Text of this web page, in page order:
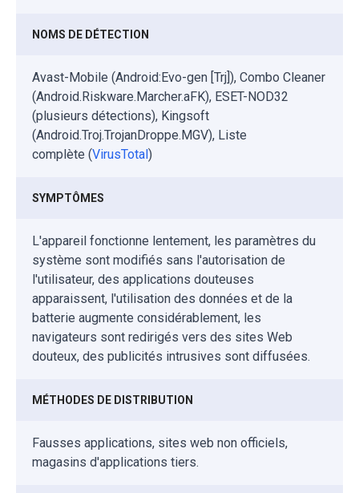
NOMS DE DÉTECTION
Avast-Mobile (Android:Evo-gen [Trj]), Combo Cleaner
(Android.Riskware.Marcher.aFK), ESET-NOD32
(plusieurs détections), Kingsoft
(Android.Troj.TrojanDroppe.MGV), Liste
complète (VirusTotal)
SYMPTÔMES
L'appareil fonctionne lentement, les paramètres du
système sont modifiés sans l'autorisation de
l'utilisateur, des applications douteuses
apparaissent, l'utilisation des données et de la
batterie augmente considérablement, les
navigateurs sont redirigés vers des sites Web
douteux, des publicités intrusives sont diffusées.
MÉTHODES DE DISTRIBUTION
Fausses applications, sites web non officiels,
magasins d'applications tiers.